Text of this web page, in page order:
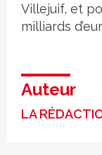
Villejuif, et
milliards
Auteur
LA